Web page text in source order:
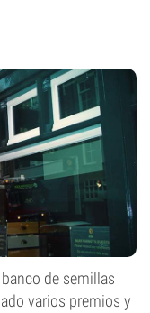
de semillas
varios premios y